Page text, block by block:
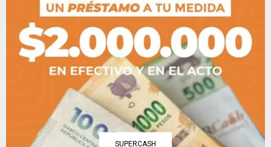
SUPERCASH